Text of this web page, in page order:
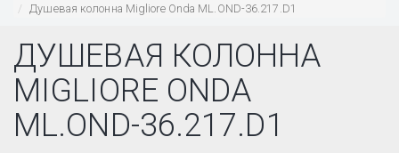
Душевая колонна Migliore Onda ML.OND-36.217.D1
ДУШЕВАЯ КОЛОННА
MIGLIORE ONDA
ML.OND-36.217.D1